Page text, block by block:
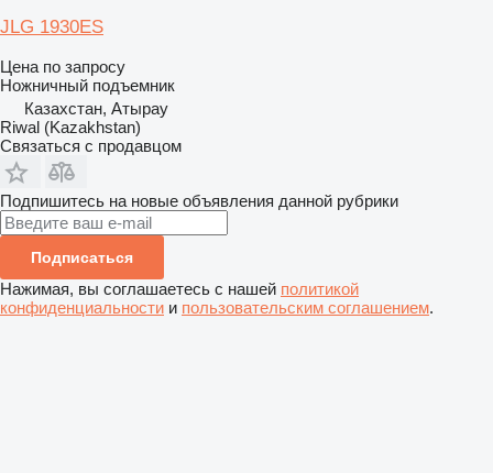
JLG 1930ES
Цена по запросу
Ножничный подъемник
Казахстан, Атырау
Riwal (Kazakhstan)
Связаться с продавцом
Подпишитесь на новые объявления данной рубрики
Подписаться
Нажимая, вы соглашаетесь с нашей политикой
конфиденциальности и пользовательским соглашением.